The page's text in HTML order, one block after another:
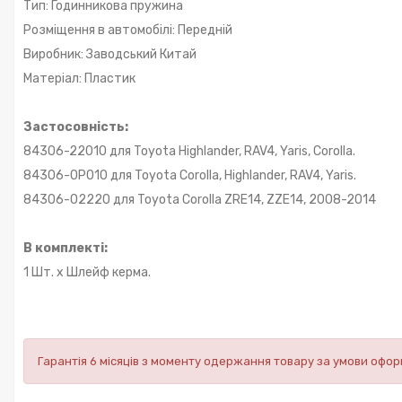
Тип: Годинникова пружина
Розміщення в автомобілі: Передній
Виробник: Заводський Китай
Матеріал: Пластик
Застосовність:
84306-22010 для Toyota Highlander, RAV4, Yaris, Corolla.
84306-0P010 для Toyota Corolla, Highlander, RAV4, Yaris.
84306-02220 для Toyota Corolla ZRE14, ZZE14, 2008-2014
В комплекті:
1 Шт. х Шлейф керма.
Гарантія 6 місяців з моменту одержання товару за умови